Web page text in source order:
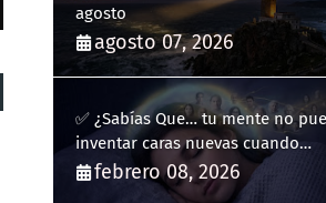
agosto
agosto 07, 2026
✅ ¿Sabías Que… tu mente no
inventar caras nuevas cuando
sueñas?
febrero 08, 2026